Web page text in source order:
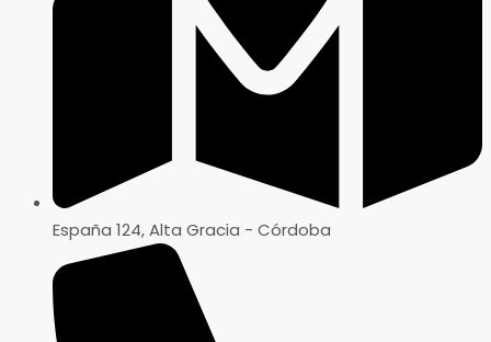
España 124, Alta Gracia - Córdoba